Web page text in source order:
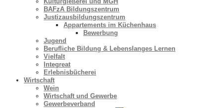
BAFzA Bildungszentrum
Justizausbildungszentrum
Appartements im Küchenhaus
Bewerbung
Jugend
Berufliche Bildung & Lebenslanges Lernen
Vielfalt
Integreat
Erlebnisbücherei
Wirtschaft
Wein
Wirtschaft und Gewerbe
Gewerbeverband